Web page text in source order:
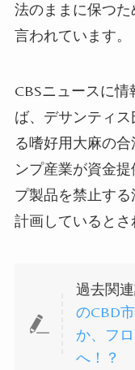
法のままに保つ
言われています。
CBSニュースに
ば、デサンティ
る嗜好用大麻の
ンプ産業が資金
プ製品を禁止す
計画しているとさ
過去関
のCBD
か、フ
へ！？